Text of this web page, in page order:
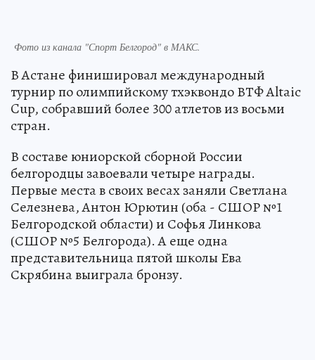
Фото из канала "Спорт Белгород" в МАКС.
В Астане финишировал международный
турнир по олимпийскому тхэквондо ВТФ Altaic
Cup, собравший более 300 атлетов из восьми
стран.
В составе юниорской сборной России
белгородцы завоевали четыре награды.
Первые места в своих весах заняли Светлана
Селезнева, Антон Юрютин (оба - СШОР №1
Белгородской области) и Софья Линкова
(СШОР №5 Белгорода). А еще одна
представительница пятой школы Ева
Скрябина выиграла бронзу.